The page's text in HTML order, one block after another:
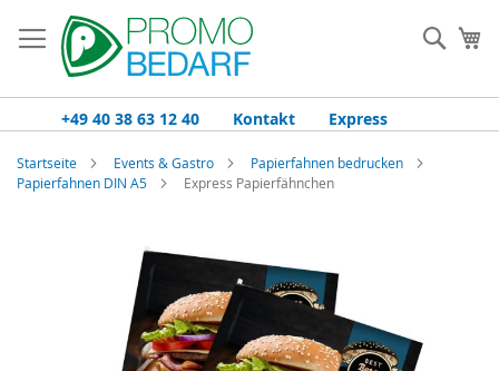
Inhalt
springen
+49 40 38 63 12 40 Kontakt Express
Startseite Events & Gastro
Papierfahnen bedrucken
Papierfahnen DIN A5
Express Papierfähnchen